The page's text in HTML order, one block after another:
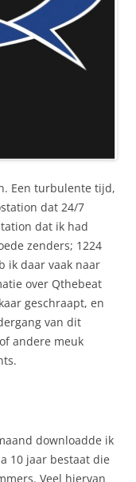
Een turbulente tijd,
dat 24/7
dat ik had
zenders; 1224
ik daar vaak naar
over Qthebeat
geschraapt, en
van dit
andere meuk
downloadde ik
10 jaar bestaat die
Veel hiervan